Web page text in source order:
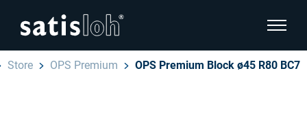
Store OPS Premium OPS Premium Block ø45 R80 BC7